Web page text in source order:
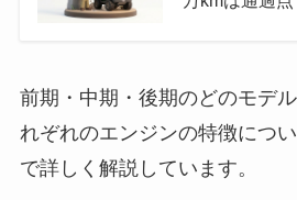
前期・中期・後期のどのモデ
れぞれのエンジンの特徴につ
で詳しく解説しています。